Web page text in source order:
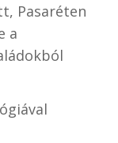
Pasaréten
a